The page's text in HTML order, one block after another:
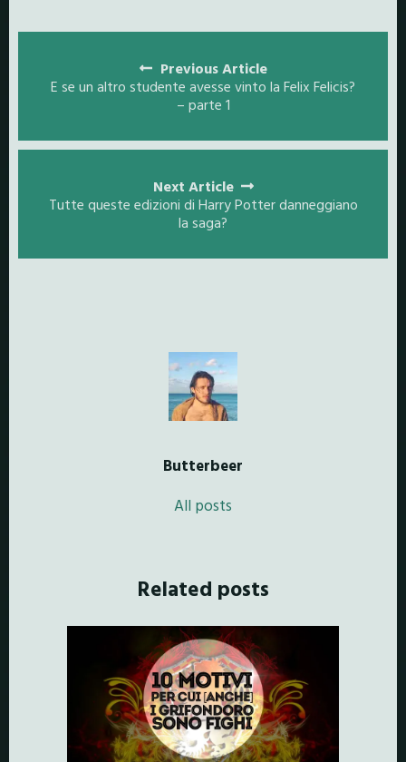
navigation
Previous Article
E se un altro studente avesse vinto la Felix Felicis?
– parte 1
Next Article
Tutte queste edizioni di Harry Potter danneggiano
la saga?
Butterbeer
All posts
Related posts